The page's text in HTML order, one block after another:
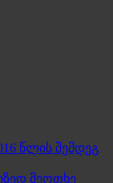
წლის შემდეგ
მეოთხე